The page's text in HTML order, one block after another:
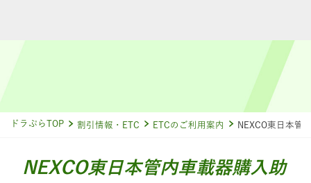
ドラぷらTOP 割引情報・ETC ETCのご利用案内 NEXCO東日本管
NEXCO東日本管内車載器購入助